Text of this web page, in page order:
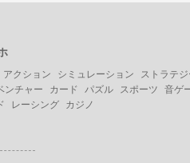
アクション シミュレーション
ストラテジ
ンチャー
カード パズル スポーツ
音ゲ
レーシング カジノ